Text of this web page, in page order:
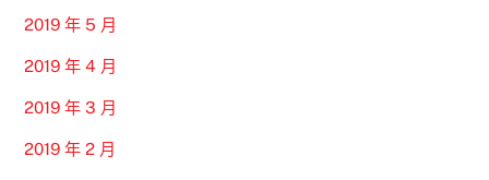
2019 年 5 月
2019 年 4 月
2019 年 3 月
2019 年 2 月